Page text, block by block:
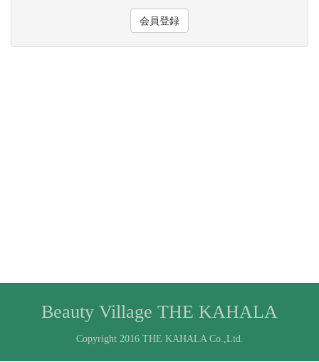
会員登録
Beauty Village THE KAHALA
Copyright 2016 THE KAHALA Co.,Ltd.